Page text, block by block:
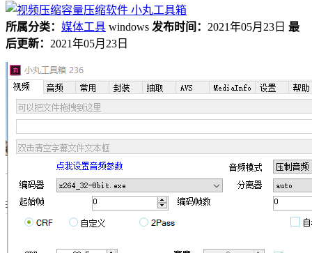
所属分类： 媒体工具 windows 发布时间： 2021年05月23日 最
后更新： 2021年05月23日